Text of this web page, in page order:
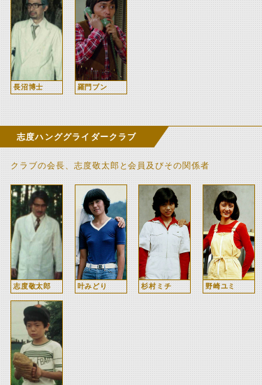
長沼博士 羅門ブン
志度ハンググライダークラブ
クラブの会長、志度敬太郎と会員及びその関係者
志度敬太郎 叶みどり 杉村ミチ 野崎ユミ